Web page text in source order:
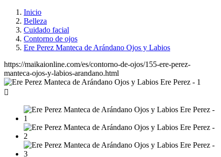
Inicio
Belleza
Cuidado facial
Contorno de ojos
Ere Perez Manteca de Arándano Ojos y Labios
https://maikaionline.com/es/contorno-de-ojos/155-ere-perez-
manteca-ojos-y-labios-arandano.html
